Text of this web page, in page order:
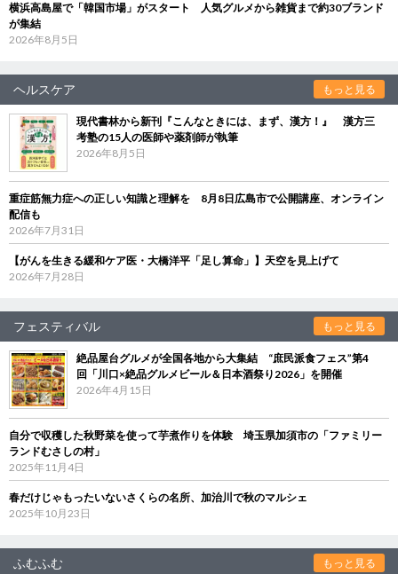
横浜高島屋で「韓国市場」がスタート 人気グルメから雑貨まで約30ブランド
が集結
2026年8月5日
ヘルスケア もっと見る
現代書林から新刊『こんなときには、まず、漢方！』 漢方三
考塾の15人の医師や薬剤師が執筆
2026年8月5日
重症筋無力症への正しい知識と理解を 8月8日広島市で公開講座、オンライン
配信も
2026年7月31日
【がんを生きる緩和ケア医・大橋洋平「足し算命」】天空を見上げて
2026年7月28日
フェスティバル もっと見る
絶品屋台グルメが全国各地から大集結 “庶民派食フェス”第4
回「川口×絶品グルメビール＆日本酒祭り2026」を開催
2026年4月15日
自分で収穫した秋野菜を使って芋煮作りを体験 埼玉県加須市の「ファミリー
ランドむさしの村」
2025年11月4日
春だけじゃもったいないさくらの名所、加治川で秋のマルシェ
2025年10月23日
ふむふむ もっと見る